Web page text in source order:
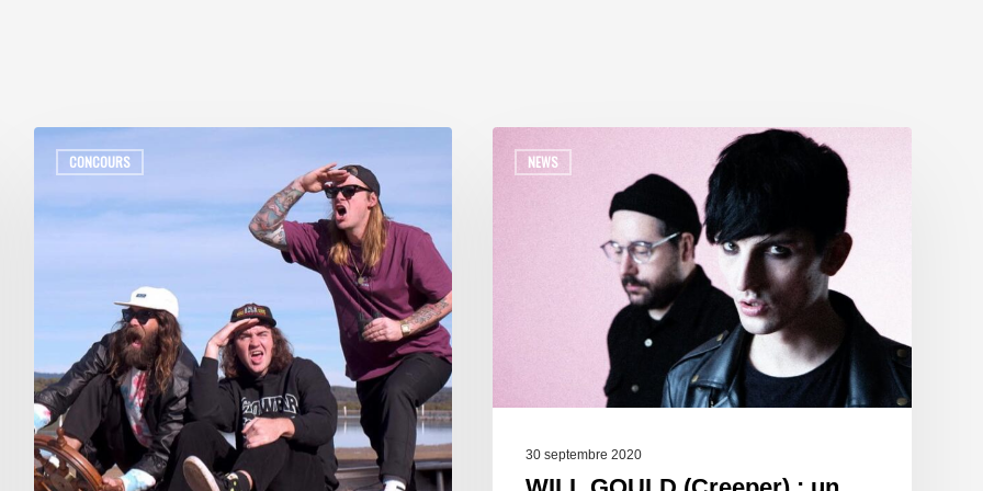
CONCOURS NEWS
30 septembre 2020